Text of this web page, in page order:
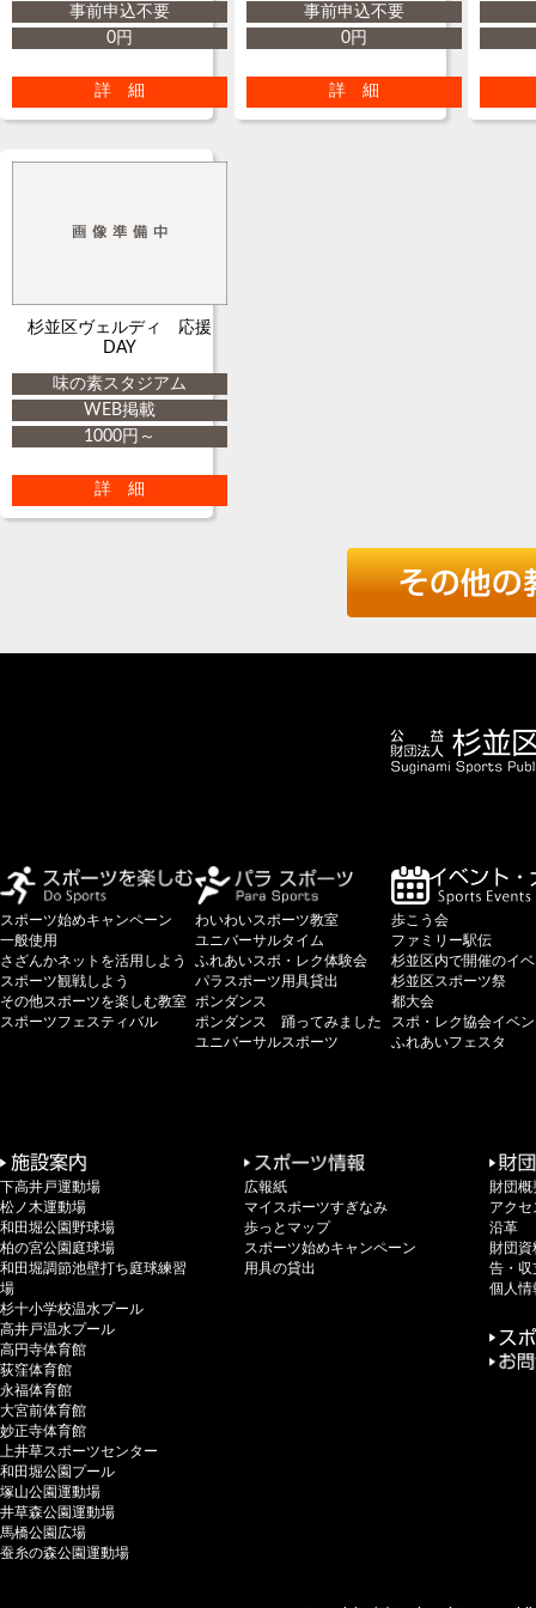
事前申込不要
0円
詳 細
事前申込不要
0円
詳 細
杉並区ヴェルディ 応援
DAY
味の素スタジアム
WEB掲載
1000円～
詳 細
スポーツ始めキャンペーン
一般使用
さざんかネットを活用しよう
スポーツ観戦しよう
その他スポーツを楽しむ教室
スポーツフェスティバル
わいわいスポーツ教室
ユニバーサルタイム
ふれあいスポ・レク体験会
パラスポーツ用具貸出
ポンダンス
ポンダンス 踊ってみました
ユニバーサルスポーツ
歩こう会
ファミリー駅伝
杉並区内で開催のイ
杉並区スポーツ祭
都大会
スポ・レク協会イベ
ふれあいフェスタ
下高井戸運動場
松ノ木運動場
和田堀公園野球場
柏の宮公園庭球場
和田堀調節池壁打ち庭球練習
場
杉十小学校温水プール
高井戸温水プール
高円寺体育館
荻窪体育館
永福体育館
大宮前体育館
妙正寺体育館
上井草スポーツセンター
和田堀公園プール
塚山公園運動場
井草森公園運動場
馬橋公園広場
蚕糸の森公園運動場
広報紙
マイスポーツすぎなみ
歩っとマップ
スポーツ始めキャンペーン
用具の貸出
財団概
アクセ
沿革
財団資
告・収
個人情